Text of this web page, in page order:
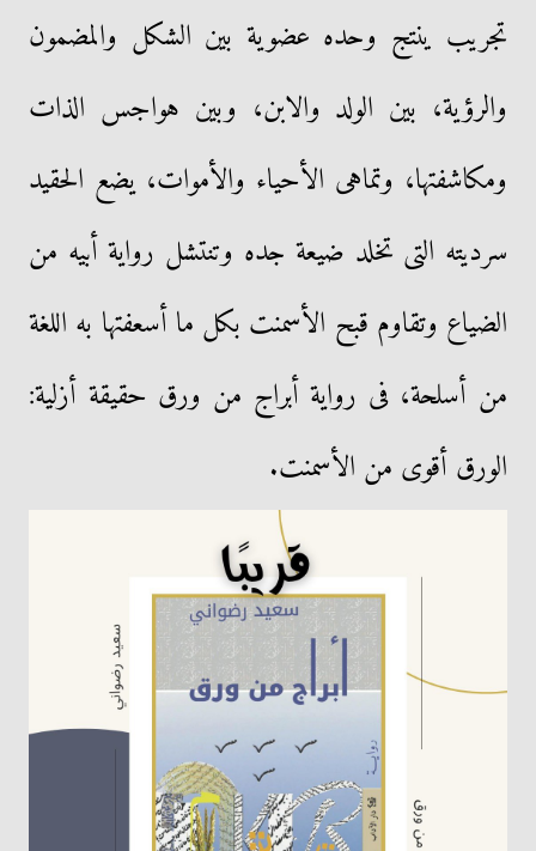
تجريب ينتج وحده عضوية بين الشكل والمضمون
والرؤية، بين الولد والابن، وبين هواجس الذات
ومكاشفتها، وتماهى الأحياء والأموات، يضع الحقيد
سرديته التى تخلد ضيعة جده وتنتشل رواية أبيه من
الضياع وتقاوم قبح الأسمنت بكل ما أسعفتها به اللغة
من أسلحة، فى رواية أبراج من ورق حقيقة أزلية:
الورق أقوى من الأسمنت.